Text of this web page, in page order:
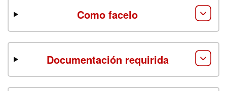
Como facelo
Documentación requirida